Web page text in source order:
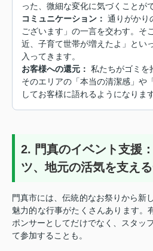
った、微細な変化に気づくことが
コミュニケーション： 通りがかり
ございます」の一言を交わす。そ
近、子育て世帯が増えたよ」とい
入ってきます。
お客様への還元： 私たちがゴミを
そのエリアの「本当の清潔感」や
してお客様に語れるようになります
2. 門真のイベント支援
ツ、地元の活気を支え
門真市には、伝統的なお祭りから新
魅力的な行事がたくさんあります。
ポンサーとしてだけでなく、スタッ
て参加することも。